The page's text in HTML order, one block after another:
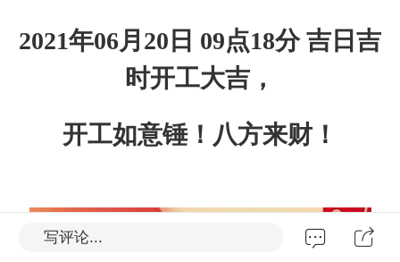
2021年06月 20 日 09点18分吉日吉
时开工大吉，
开工如意锤！ 八方来财！
写评论...